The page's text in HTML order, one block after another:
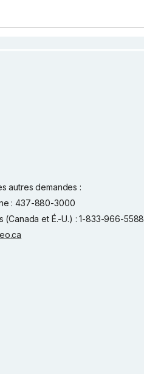
autres demandes :
: 437-880-3000
(Canada et É.-U.) : 1-833-966-5588